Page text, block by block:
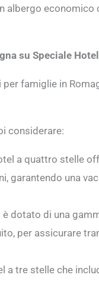
economico
su Speciale Hotel
famiglie in
considerare:
a quattro stelle
garantendo una
dotato di una
per assicurare
a tre stelle che